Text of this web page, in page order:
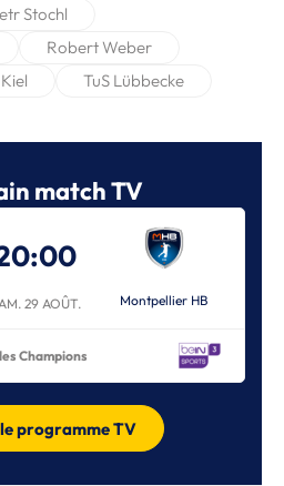
Stochl
Robert Weber
TuS Lübbecke
match TV
29 AOÛT. Montpellier HB
Champions
programme TV